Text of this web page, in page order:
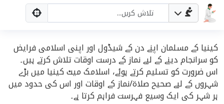
کینیا کے مسلمان اپنے دن کے شیڈول اور اپنی اسلامی فرایض
کو سرانجام دینے کے لیے نماز کے درست اوقات تلاش کرتے ہیں۔
اس ضرورت کو تسلیم کرتے ہوئے، اسلامک میٹ کینیا میں بڑے
شہروں کے لیے صحیح صلاۃ/نماز کے اوقات اور اس کی حدود میں
ہر شہر کی ایک وسیع فہرست فراہم کرتا ہے۔